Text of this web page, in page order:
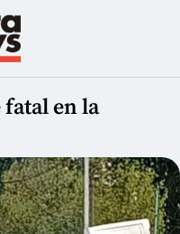
en la